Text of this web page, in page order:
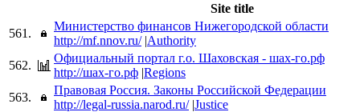
Site title
561.
Министерство финансов Нижегородской области
http://mf.nnov.ru/ |Authority
562.
Официальный портал г.о. Шаховская - шах-го.рф
http://шах-го.рф |Regions
563.
Правовая Россия. Законы Российской Федерации
http://legal-russia.narod.ru/ |Justice